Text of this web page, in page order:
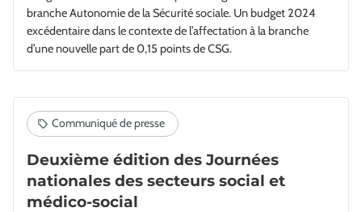
branche Autonomie de la Sécurité sociale. Un budget 2024
excédentaire dans le contexte de l’affectation à la branche
d’une nouvelle part de 0,15 points de CSG.
Deuxième édition des Journées
nationales des secteurs social et
médico-social